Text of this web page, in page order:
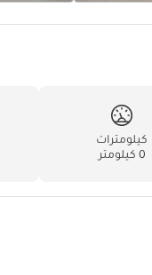
كيلومترات
0 كيلومتر